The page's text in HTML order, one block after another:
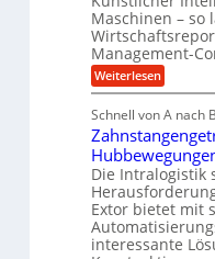
r
a
u
l
i
k
i
m
V
e
r
g
g
l
e
b
i
g
e
K
u
g
e
l
s
s
t
e
i
g
e
r
t
U
m
s
Maschinen – so
Management-
Weiterlesen:
M
n
s
c
h
e
n
a
u
c
Schnell von A nach B
Die Intralogistik
Extor bietet mit
interessante